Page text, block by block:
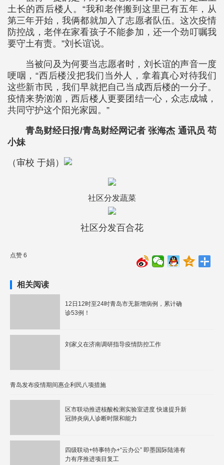
土长的西后楼人。“我和老伴搬到这里已有五年，从
第三年开始，我俩都就加入了志愿者队伍。这次疫情
防控战，老伴在家看孩子不能参加，还一个劲叮嘱我
要守土有责。”刘长谊说。
当被问及为何要当志愿者时，刘长谊的声音一度
哽咽，“西后楼没把我们当外人，拿着真心对待我们
这些新市民，我们早就把自己当成西后楼的一分子。
疫情来势汹汹，西后楼人更要团结一心，众志成城，
共同守护这个阳光家园。”
青岛财经日报/青岛财经网记者 张海杰 通讯员 苟
小妹
（审校 于娟）
社区分发蔬菜
社区分发百合花
点赞 6
相关阅读
12日12时至24时青岛市无新增病例，累计确
诊53例！
刘家义在济南调研指导疫情防控工作
青岛发布疫情期间惠企利民八项措施
区市联动推进核酸检测实验室进度 快速提升新
冠肺炎病人诊断时限和能力
四级联动+特事特办+“云办公” 即墨国际陆港有
力有序推进项目复工